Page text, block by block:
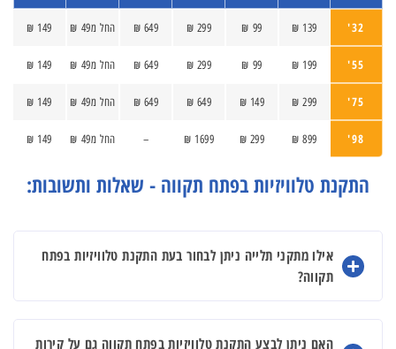
32'
139 ₪
99 ₪
299 ₪
649 ₪ החל מ49 ₪ 149 ₪
55'
199 ₪
99 ₪
299 ₪
649 ₪ החל מ49 ₪ 149 ₪
75'
299 ₪
149 ₪
649 ₪
649 ₪ החל מ49 ₪ 149 ₪
98'
899 ₪
299 ₪
1699 ₪
– החל מ49 ₪ 149 ₪
התקנת טלוויזיות בפתח תקווה - שאלות ותשובות:
אילו מתקני תלייה ניתן לבחור בעת התקנת טלוויזיות בפתח
תקווה?
האם ניתן לבצע התקנת טלוויזיות בפתח תקווה גם על קירות